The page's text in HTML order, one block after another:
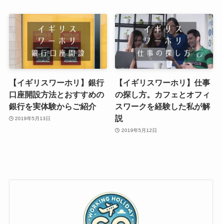
【イギリスワーホリ】銀行
口座開設方法とおすすめの
銀行を実体験からご紹介
2019年5月13日
【イギリスワーホリ】仕事
の探し方。カフェとオフィ
スワークを経験した私が解
説
2019年5月12日